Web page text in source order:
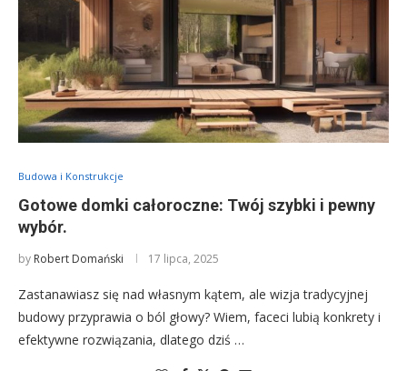
Budowa i Konstrukcje
Gotowe domki całoroczne: Twój szybki i pewny
wybór.
by Robert Domański 17 lipca, 2025
Zastanawiasz się nad własnym kątem, ale wizja tradycyjnej
budowy przyprawia o ból głowy? Wiem, faceci lubią konkrety i
efektywne rozwiązania, dlatego dziś …